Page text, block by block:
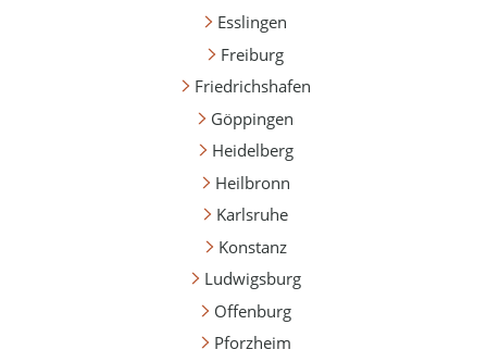
Esslingen
Freiburg
Friedrichshafen
Göppingen
Heidelberg
Heilbronn
Karlsruhe
Konstanz
Ludwigsburg
Offenburg
Pforzheim